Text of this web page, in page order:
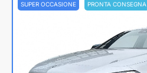
SUPER OCCASIONE PRONTA CONSEGNA